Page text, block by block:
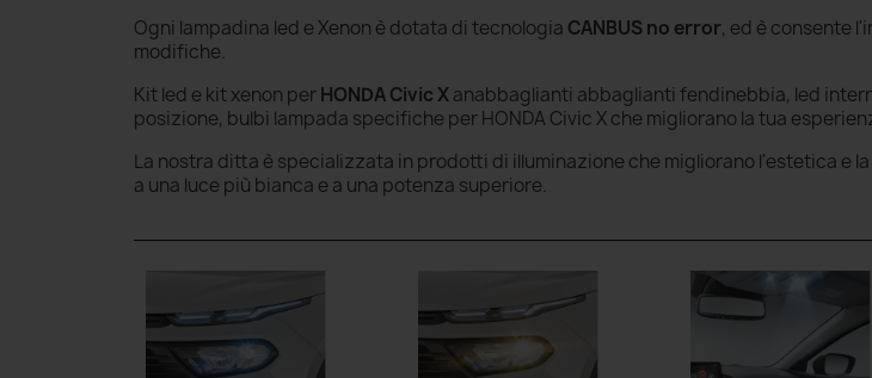
Ogni lampadina led e Xenon è dotata di tecnologia CANBUS no error, ed è consente
modifiche.
Kit led e kit xenon perHONDA Civic Xanabbaglianti abbaglianti fendinebbia, led
posizione, bulbi lampada specifiche per HONDA Civic X che migliorano la tua
La nostra ditta è specializzata in prodotti di illuminazione che migliorano l'estetica e
a una luce più bianca e a una potenza superiore.